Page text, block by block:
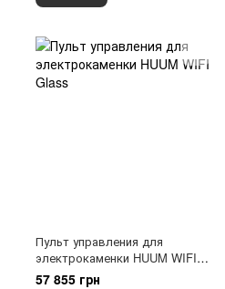
Пульт управления для
электрокаменки HUUM WIFI
Glass
57 855 грн